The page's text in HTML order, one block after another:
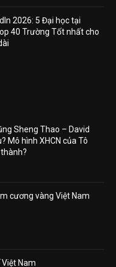
2026: 5 Đại học tại
40 Trường Tốt nhất cho
Sheng Thao – David
Mô hình XHCN của Tô
cương vàng Việt Nam
Nam